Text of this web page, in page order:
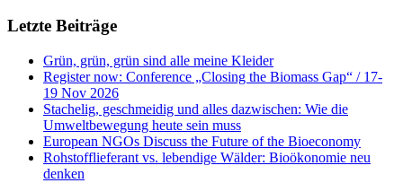
Letzte Beiträge
Grün, grün, grün sind alle meine Kleider
Register now: Conference „Closing the Biomass Gap“ / 17-
19 Nov 2026
Stachelig, geschmeidig und alles dazwischen: Wie die
Umweltbewegung heute sein muss
European NGOs Discuss the Future of the Bioeconomy
Rohstofflieferant vs. lebendige Wälder: Bioökonomie neu
denken